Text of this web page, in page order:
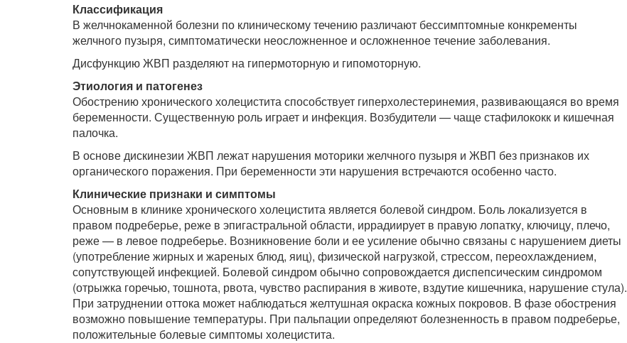
Классификация
В желчнокаменной болезни по клиническому течению различают бессимптомные конкременты
желчного пузыря, симптоматически неосложненное и осложненное течение заболевания.
Дисфункцию ЖВП разделяют на гипермоторную и гипомоторную.
Этиология и патогенез
Обострению хронического холецистита способствует гиперхолестеринемия, развивающаяся во время
беременности. Существенную роль играет и инфекция. Возбудители — чаще стафилококк и кишечная
палочка.
В основе дискинезии ЖВП лежат нарушения моторики желчного пузыря и ЖВП без признаков их
органического поражения. При беременности эти нарушения встречаются особенно часто.
Клинические признаки и симптомы
Основным в клинике хронического холецистита является болевой синдром. Боль локализуется в
правом подреберье, реже в эпигастральной области, иррадиирует в правую лопатку, ключицу, плечо,
реже — в левое подреберье. Возникновение боли и ее усиление обычно связаны с нарушением диеты
(употребление жирных и жареных блюд, яиц), физической нагрузкой, стрессом, переохлаждением,
сопутствующей инфекцией. Болевой синдром обычно сопровождается диспепсическим синдромом
(отрыжка горечью, тошнота, рвота, чувство распирания в животе, вздутие кишечника, нарушение стула).
При затруднении оттока может наблюдаться желтушная окраска кожных покровов. В фазе обострения
возможно повышение температуры. При пальпации определяют болезненность в правом подреберье,
положительные болевые симптомы холецистита.